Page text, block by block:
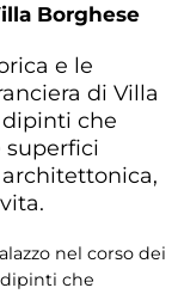
Borghese
e le
di Villa
dipinti che
superfici
nel corso dei
che